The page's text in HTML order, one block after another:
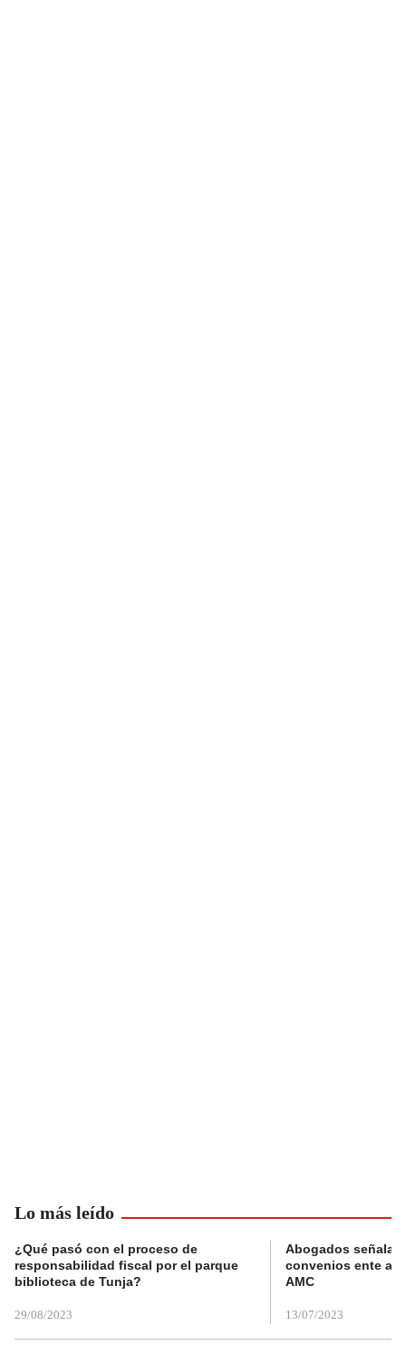
Lo más leído
¿Qué pasó con el proceso de
responsabilidad fiscal por el parque
biblioteca de Tunja?
29/08/2023
Abogados
convenios ente
AMC
13/07/2023